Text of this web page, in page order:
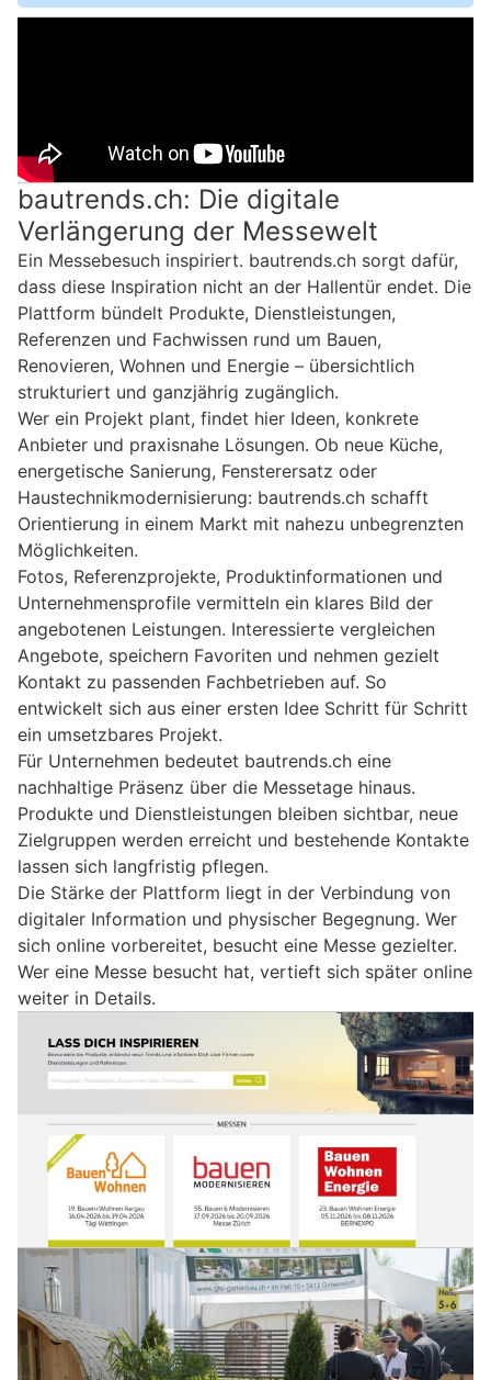
bautrends.ch: Die digitale
Verlängerung der Messewelt
Ein Messebesuch inspiriert. bautrends.ch sorgt dafür,
dass diese Inspiration nicht an der Hallentür endet. Die
Plattform bündelt Produkte, Dienstleistungen,
Referenzen und Fachwissen rund um Bauen,
Renovieren, Wohnen und Energie – übersichtlich
strukturiert und ganzjährig zugänglich.
Wer ein Projekt plant, findet hier Ideen, konkrete
Anbieter und praxisnahe Lösungen. Ob neue Küche,
energetische Sanierung, Fensterersatz oder
Haustechnikmodernisierung: bautrends.ch schafft
Orientierung in einem Markt mit nahezu unbegrenzten
Möglichkeiten.
Fotos, Referenzprojekte, Produktinformationen und
Unternehmensprofile vermitteln ein klares Bild der
angebotenen Leistungen. Interessierte vergleichen
Angebote, speichern Favoriten und nehmen gezielt
Kontakt zu passenden Fachbetrieben auf. So
entwickelt sich aus einer ersten Idee Schritt für Schritt
ein umsetzbares Projekt.
Für Unternehmen bedeutet bautrends.ch eine
nachhaltige Präsenz über die Messetage hinaus.
Produkte und Dienstleistungen bleiben sichtbar, neue
Zielgruppen werden erreicht und bestehende Kontakte
lassen sich langfristig pflegen.
Die Stärke der Plattform liegt in der Verbindung von
digitaler Information und physischer Begegnung. Wer
sich online vorbereitet, besucht eine Messe gezielter.
Wer eine Messe besucht hat, vertieft sich später online
weiter in Details.